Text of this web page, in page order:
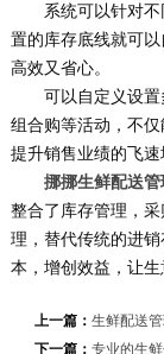
系统可以针对不
置的库存底线就可
高效又省心。
可以自定义设置多
组合购等活动，不
提升销售业绩的飞
挪挪生鲜配送
整合了库存管理，
理，替代传统的进
本，增创效益，让
上一篇： 生鲜配送
下一篇： 专业的生